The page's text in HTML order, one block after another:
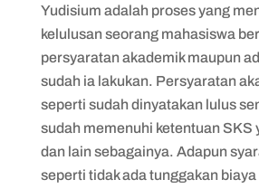
Yudisium adalah proses yang
kelulusan seorang mahasiswa
persyaratan akademik maupun
sudah ia lakukan. Persyaratan
seperti sudah dinyatakan lulus
sudah memenuhi ketentuan SKS
dan lain sebagainya. Adapun
seperti tidak ada tunggakan